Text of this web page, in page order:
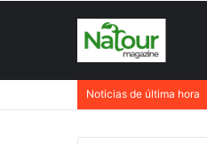
Noticias de última hora